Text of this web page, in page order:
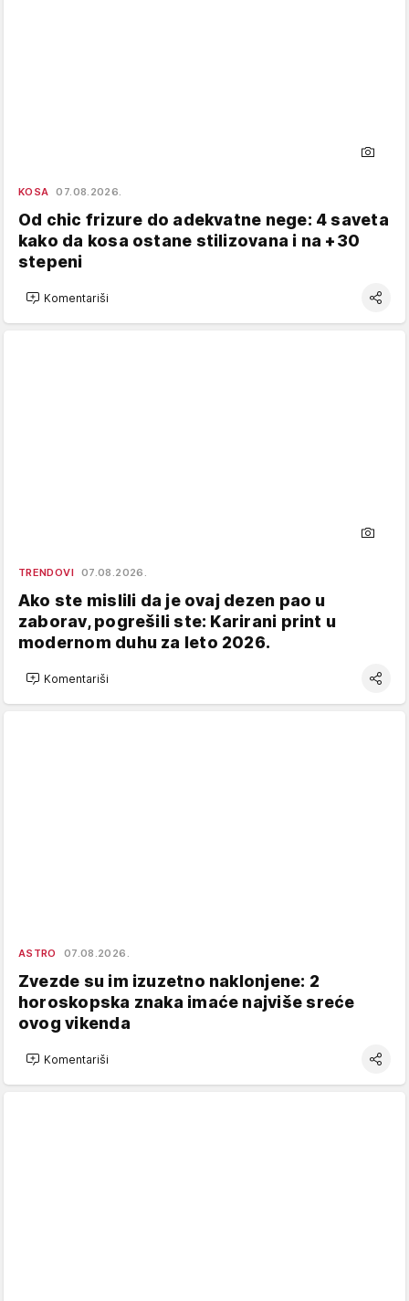
KOSA 07.08.2026.
Od chic frizure do adekvatne nege: 4 saveta
kako da kosa ostane stilizovana i na +30
stepeni
Komentariši
TRENDOVI 07.08.2026.
Ako ste mislili da je ovaj dezen pao u
zaborav, pogrešili ste: Karirani print u
modernom duhu za leto 2026.
Komentariši
ASTRO 07.08.2026.
Zvezde su im izuzetno naklonjene: 2
horoskopska znaka imaće najviše sreće
ovog vikenda
Komentariši